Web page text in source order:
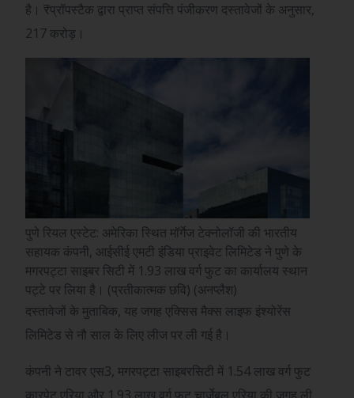
है। ₹प्रॉपस्टैक द्वारा प्राप्त संपत्ति पंजीकरण दस्तावेजों के अनुसार,
217 करोड़।
पुणे रियल एस्टेट: अमेरिका स्थित मॉर्गेज टेक्नोलॉजी की भारतीय
सहायक कंपनी, आईसीई एमटी इंडिया प्राइवेट लिमिटेड ने पुणे के
मगरपट्टा साइबर सिटी में 1.93 लाख वर्ग फुट का कार्यालय स्थान
पट्टे पर लिया है। (प्रतीकात्मक छवि) (अनप्लैश)
दस्तावेजों के मुताबिक, यह जगह एक्सिस मैक्स लाइफ इंश्योरेंस
लिमिटेड से नौ साल के लिए लीज पर ली गई है।
कंपनी ने टावर एस3, मगरपट्टा साइबरसिटी में 1.54 लाख वर्ग फुट
कारपेट एरिया और 1.93 लाख वर्ग फुट चार्जेबल एरिया की जगह ली